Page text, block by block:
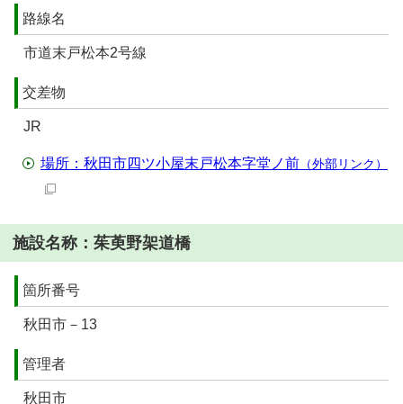
路線名
市道末戸松本2号線
交差物
JR
場所：秋田市四ツ小屋末戸松本字堂ノ前 （外部リンク）
施設名称：茱萸野架道橋
箇所番号
秋田市－13
管理者
秋田市